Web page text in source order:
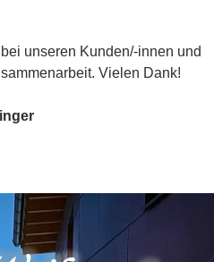
unseren Kunden/-innen und
Vielen Dank!